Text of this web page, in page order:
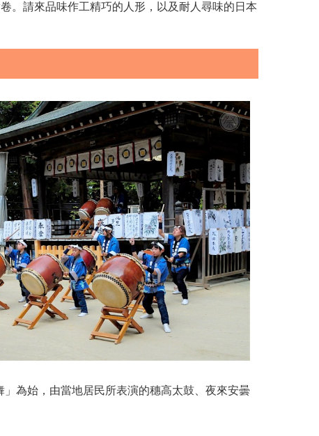
。請來品味作工精巧的人形，以及耐人尋味的日本
為始，由當地居民所表演的穗高太鼓、夜來安曇